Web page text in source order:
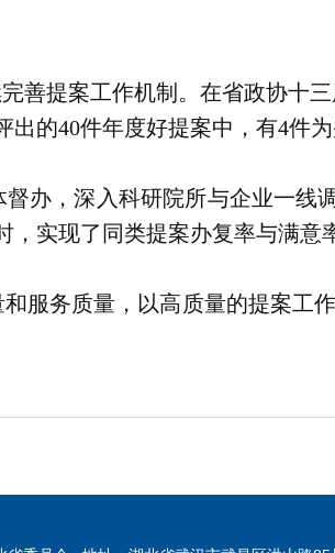
善提案工作机制。在省政协十
的40件年度好提案中，有4件
办，深入科研院所与企业一线
实现了同类提案办复率与满意
服务质量，以高质量的提案工